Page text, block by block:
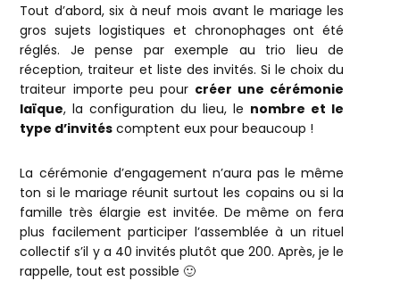
Tout d’abord, six à neuf mois avant le mariage les
gros sujets logistiques et chronophages ont été
réglés. Je pense par exemple au trio lieu de
réception, traiteur et liste des invités. Si le choix du
traiteur importe peu pour créer une cérémonie
laïque, la configuration du lieu, le nombre et le
type d’invités comptent eux pour beaucoup !
La cérémonie d’engagement n’aura pas le même
ton si le mariage réunit surtout les copains ou si la
famille très élargie est invitée. De même on fera
plus facilement participer l’assemblée à un rituel
collectif s’il y a 40 invités plutôt que 200. Après, je le
rappelle, tout est possible 🙂